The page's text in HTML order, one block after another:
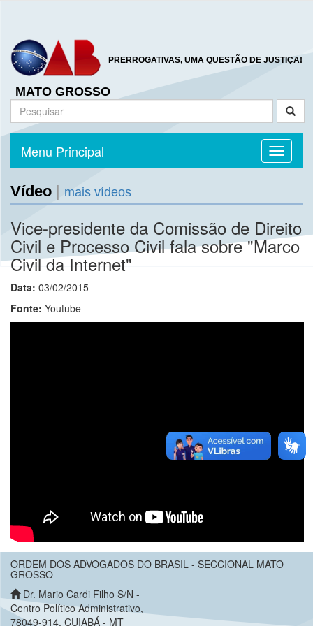
PRERROGATIVAS, UMA QUESTÃO DE JUSTIÇA!
MATO GROSSO
Toggle
Menu Principal
Vídeo mais vídeos
Vice-presidente da Comissão de Direito
Civil e Processo Civil fala sobre "Marco
Civil da Internet"
Data: 03/02/2015
Fonte: Youtube
ORDEM DOS ADVOGADOS DO BRASIL - SECCIONAL MATO
GROSSO
Dr. Mario Cardi Filho S/N -
Centro Político Administrativo,
78049-914, CUIABÁ - MT